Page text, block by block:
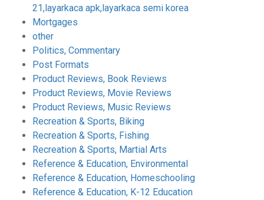
21,layarkaca apk,layarkaca semi korea
Mortgages
other
Politics, Commentary
Post Formats
Product Reviews, Book Reviews
Product Reviews, Movie Reviews
Product Reviews, Music Reviews
Recreation & Sports, Biking
Recreation & Sports, Fishing
Recreation & Sports, Martial Arts
Reference & Education, Environmental
Reference & Education, Homeschooling
Reference & Education, K-12 Education